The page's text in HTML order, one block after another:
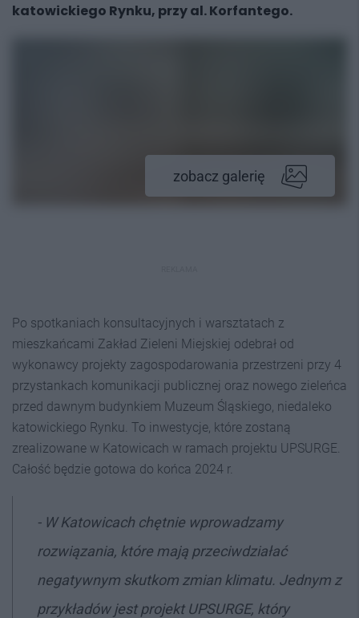
katowickiego Rynku, przy al. Korfantego.
zobacz galerię
Po spotkaniach konsultacyjnych i warsztatach z
mieszkańcami Zakład Zieleni Miejskiej odebrał od
wykonawcy projekty zagospodarowania przestrzeni przy 4
przystankach komunikacji publicznej oraz nowego zieleńca
przed dawnym budynkiem Muzeum Śląskiego, niedaleko
katowickiego Rynku. To inwestycje, które zostaną
zrealizowane w Katowicach w ramach projektu UPSURGE.
Całość będzie gotowa do końca 2024 r.
- W Katowicach chętnie wprowadzamy
rozwiązania, które mają przeciwdziałać
negatywnym skutkom zmian klimatu. Jednym z
przykładów jest projekt UPSURGE, który